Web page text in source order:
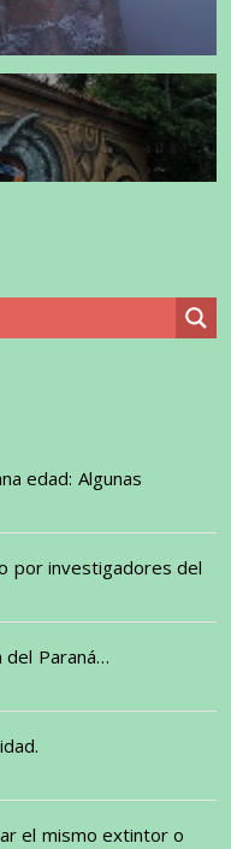
edad: Algunas
por investigadores del
del Paraná…
el mismo extintor o